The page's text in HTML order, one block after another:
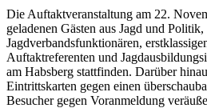
Die Auftaktveranstaltung am 22.
geladenen Gästen aus Jagd und Politik,
Jagdverbandsfunktionären,
Auftaktreferenten und
am Habsberg stattfinden. Darüber
Eintrittskarten gegen einen
Besucher gegen Voranmeldung